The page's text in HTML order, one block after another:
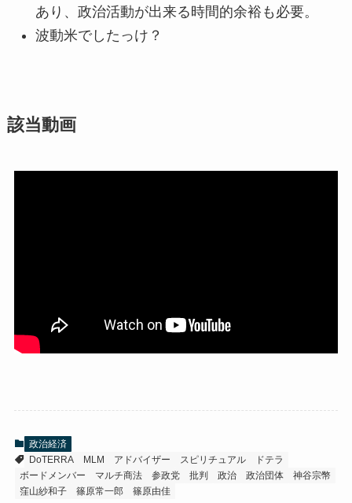
あり、政治活動が出来る時間的余裕も必要。
波動米でしたっけ？
該当動画
政治経済
DoTERRA
MLM アドバイザー スピリチュアル
ドテラ
ボードメンバー
マルチ商法 参政党 批判 政治 政治団体
神谷宗幣
窪山紗和子
篠原常一郎 篠原由佳